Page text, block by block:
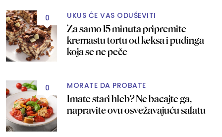
0 UKUS ĆE VAS ODUŠEVITI
Za samo 15 minuta pripremite
kremastu tortu od keksa i pudinga
koja se ne peče
0 MORATE DA PROBATE
Imate stari hleb? Ne bacajte ga,
napravite ovu osvežavajuću salatu